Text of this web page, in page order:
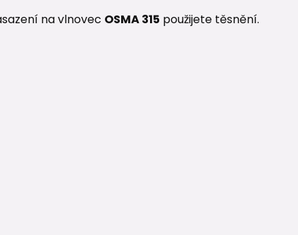
na vlnovec OSMA 315 použijete těsnění.